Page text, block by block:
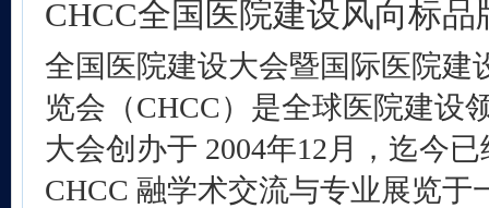
CHCC全国医院建设风向标品
全国医院建设大会暨国际医院建
览会（CHCC）是全球医院建设
大会创办于 2004年12月，迄今
CHCC 融学术交流与专业展览于